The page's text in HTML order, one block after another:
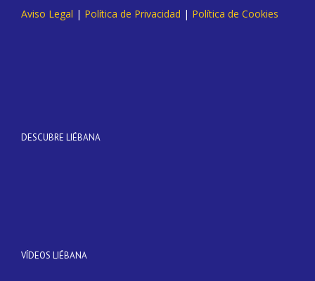
Aviso Legal | Política de Privacidad | Política de Cookies
DESCUBRE LIÉBANA
VÍDEOS LIÉBANA